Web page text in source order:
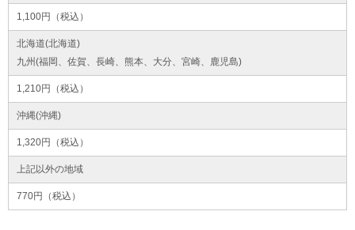
1,100円（税込）
北海道(北海道)
九州(福岡、佐賀、長崎、熊本、大分、宮崎、鹿児島)
1,210円（税込）
沖縄(沖縄)
1,320円（税込）
上記以外の地域
770円（税込）